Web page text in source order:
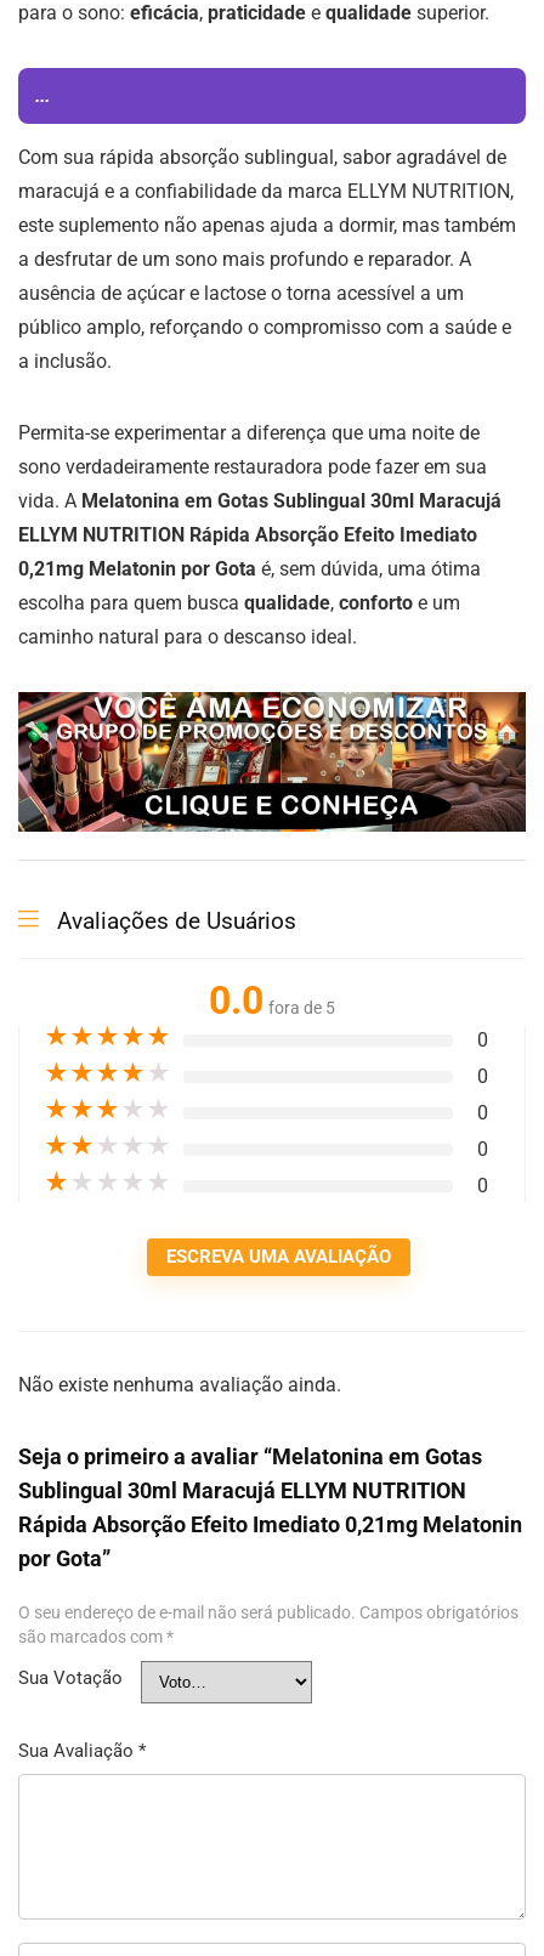
para o sono: eficácia, praticidade e qualidade superior.
...
Com sua rápida absorção sublingual, sabor agradável de
maracujá e a confiabilidade da marca ELLYM NUTRITION,
este suplemento não apenas ajuda a dormir, mas também
a desfrutar de um sono mais profundo e reparador. A
ausência de açúcar e lactose o torna acessível a um
público amplo, reforçando o compromisso com a saúde e
a inclusão.
Permita-se experimentar a diferença que uma noite de
sono verdadeiramente restauradora pode fazer em sua
vida. A Melatonina em Gotas Sublingual 30ml Maracujá
ELLYM NUTRITION Rápida Absorção Efeito Imediato
0,21mg Melatonin por Gota é, sem dúvida, uma ótima
escolha para quem busca qualidade, conforto e um
caminho natural para o descanso ideal.
Avaliações de Usuários
0.0 fora de 5
★★★★★ 0
★★★★ ★ 0
★★★ ★ ★ 0
★★ ★ ★ ★ 0
★ ★ ★ ★ ★ 0
ESCREVA UMA AVALIAÇÃO
Não existe nenhuma avaliação ainda.
Seja o primeiro a avaliar “Melatonina em Gotas
Sublingual 30ml Maracujá ELLYM NUTRITION
Rápida Absorção Efeito Imediato 0,21mg Melatonin
por Gota”
O seu endereço de e-mail não será publicado. Campos obrigatórios
são marcados com*
Sua Votação
Sua Avaliação *